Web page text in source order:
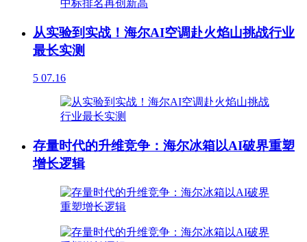
从实验到实战！海尔AI空调赴火焰山挑战行业
最长实测
5 07.16
存量时代的升维竞争：海尔冰箱以AI破界重塑
增长逻辑